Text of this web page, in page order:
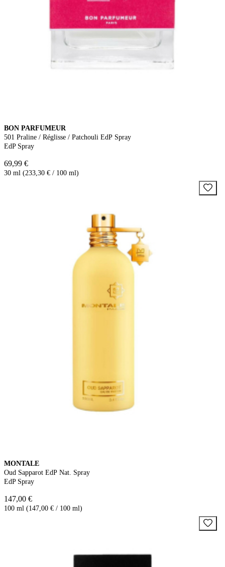
BON PARFUMEUR
501 Praline / Réglisse / Patchouli EdP Spray
EdP Spray
69,99 €
30 ml (233,30 € / 100 ml)
MONTALE
Oud Sapparot EdP Nat. Spray
EdP Spray
147,00 €
100 ml (147,00 € / 100 ml)